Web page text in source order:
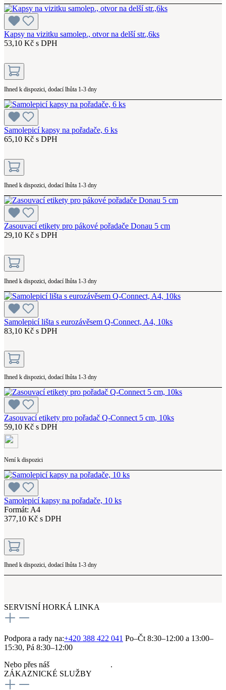
Kapsy na vizitku samolep., otvor na delší str.,6ks
53,10 Kč s DPH
Ihned k dispozici, dodací lhůta 1-3 dny
Samolepicí kapsy na pořadače, 6 ks
65,10 Kč s DPH
Ihned k dispozici, dodací lhůta 1-3 dny
Zasouvací etikety pro pákové pořadače Donau 5 cm
29,10 Kč s DPH
Ihned k dispozici, dodací lhůta 1-3 dny
Samolepicí lišta s eurozávěsem Q-Connect, A4, 10ks
83,10 Kč s DPH
Ihned k dispozici, dodací lhůta 1-3 dny
Zasouvací etikety pro pořadač Q-Connect 5 cm, 10ks
59,10 Kč s DPH
Není k dispozici
Samolepicí kapsy na pořadače, 10 ks
Formát: A4
377,10 Kč s DPH
Ihned k dispozici, dodací lhůta 1-3 dny
SERVISNÍ HORKÁ LINKA
Podpora a rady na:+420 388 422 041 Po–Čt 8:30–12:00 a 13:00–
15:30, Pá 8:30–12:00
Nebo přes náš
.
ZÁKAZNICKÉ SLUŽBY